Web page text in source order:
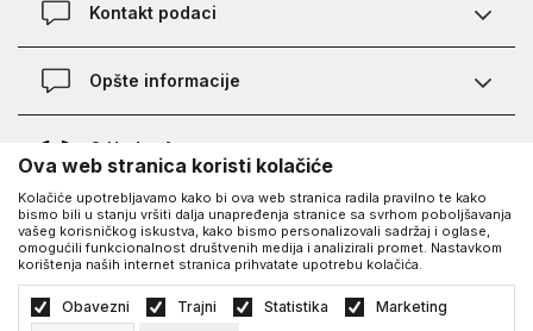
Kontakt podaci
Kontakt
Opšte informacije
Provjera statusa porudžbine
Najčešća pitanja
Kako kupiti
Zamjena veličine i zamjena artikla
O Under Armour-u
O nama - priča o UA
Saznajte više o UA
Karijera
Blog
UA Social
Facebook
©2026https://www.underarmour.ba/, IzradaNB SOFT. Sva prava zadržana.
Politika privatnosti
Uslovi korišćenja
Ova web stranica koristi kolačiće
Kolačiće upotrebljavamo kako bi ova web stranica radila pravilno te kako
bismo bili u stanju vršiti dalja unapređenja stranice sa svrhom poboljšavanja
vašeg korisničkog iskustva, kako bismo personalizovali sadržaj i oglase,
omogućili funkcionalnost društvenih medija i analizirali promet. Nastavkom
korištenja naših internet stranica prihvatate upotrebu kolačića.
Obavezni Trajni Statistika Marketing